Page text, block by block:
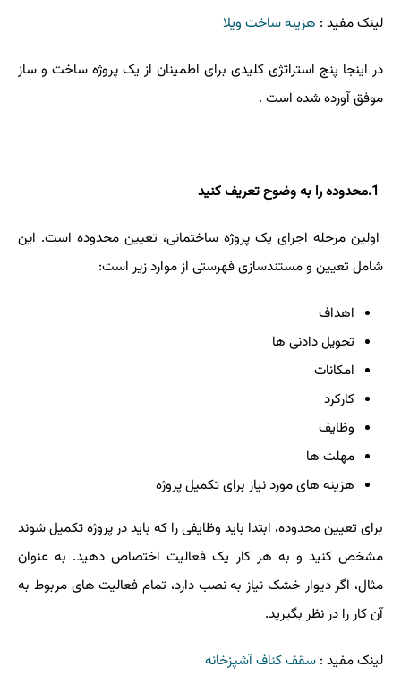
لینک مفید : هزینه ساخت ویلا
در اینجا پنج استراتژی کلیدی برای اطمینان از یک پروژه ساخت و ساز
موفق آورده شده است .
1.محدوده را به وضوح تعریف کنید
اولین مرحله اجرای یک پروژه ساختمانی، تعیین محدوده است. این
شامل تعیین و مستندسازی فهرستی از موارد زیر است:
اهداف
تحویل دادنی ها
امکانات
کارکرد
وظایف
مهلت ها
هزینه های مورد نیاز برای تکمیل پروژه
برای تعیین محدوده، ابتدا باید وظایفی را که باید در پروژه تکمیل شوند
مشخص کنید و به هر کار یک فعالیت اختصاص دهید. به عنوان
مثال، اگر دیوار خشک نیاز به نصب دارد، تمام فعالیت های مربوط به
آن کار را در نظر بگیرید.
لینک مفید : سقف کناف آشپزخانه